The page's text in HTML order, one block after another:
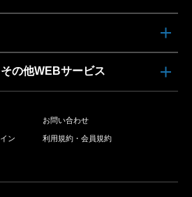
の他WEBサービス
お問い合わせ
ン 利用規約・会員規約